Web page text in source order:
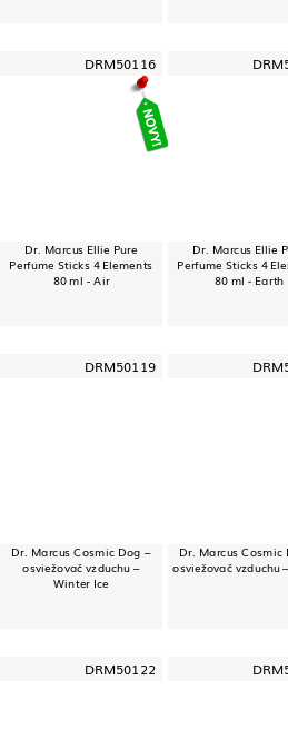
DRM50116
Dr. Marcus Ellie Pure
Perfume Sticks 4 Elements
80 ml - Air
Dr. Marcus Ellie
Perfume Sticks 4
80 ml - Earth
DRM50119
Dr. Marcus Cosmic Dog –
osviežovač vzduchu –
Winter Ice
Dr. Marcus Cosmic
osviežovač vzduchu
DRM50122